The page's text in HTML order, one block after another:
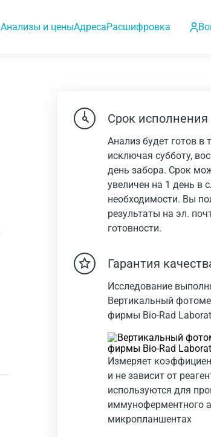
Анализы и ценыАдресаРасшифровка
Срок исполнения
Анализ будет готов в
исключая субботу,
день забора. Срок
увеличен на 1 день в
необходимости. Вы
результаты на эл.
готовности.
Гарантия
Исследование
Вертикальный
фирмы Bio-Rad
Измеряет
и не зависит от
используются для
иммуноферментного
микропланшентах